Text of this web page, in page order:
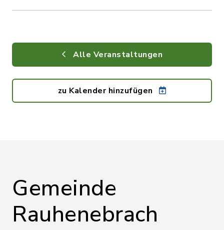
Alle Veranstaltungen
zu Kalender hinzufügen
Gemeinde
Rauhenebrach